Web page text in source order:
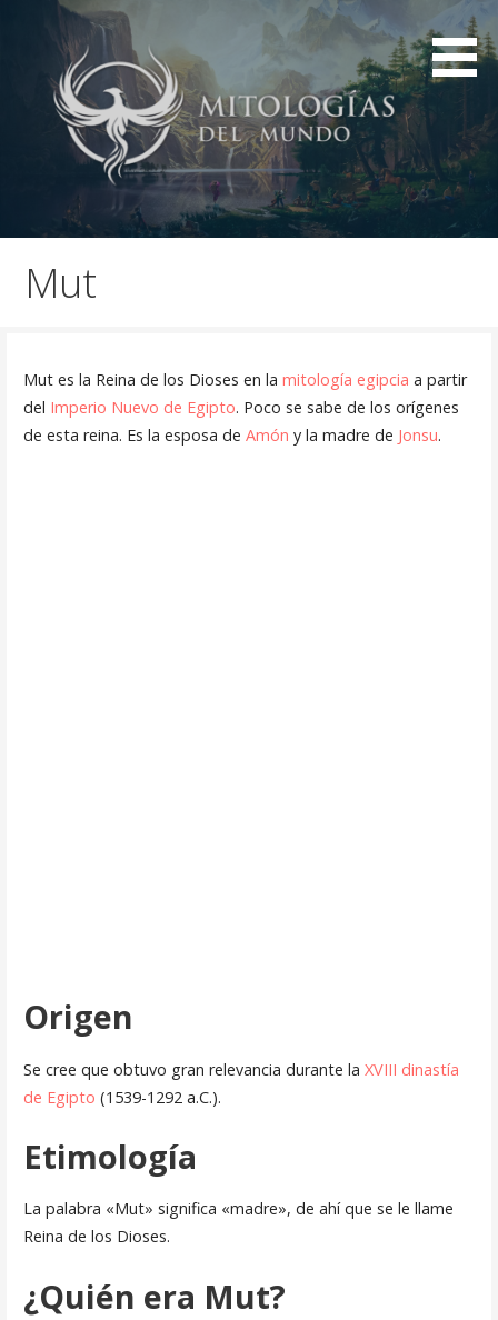
contenido
Mitologías del mundo
Mitologías de civilizaciones de la historia
Mut
Mut es la Reina de los Dioses en la mitología egipcia a partir
del Imperio Nuevo de Egipto. Poco se sabe de los orígenes
de esta reina. Es la esposa de Amón y la madre de Jonsu.
Origen
Se cree que obtuvo gran relevancia durante la XVIII dinastía
de Egipto (1539-1292 a.C.).
Etimología
La palabra «Mut» significa «madre», de ahí que se le llame
Reina de los Dioses.
¿Quién era Mut?